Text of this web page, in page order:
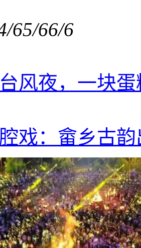
65/66/6
风夜，一块
戏：畲乡古